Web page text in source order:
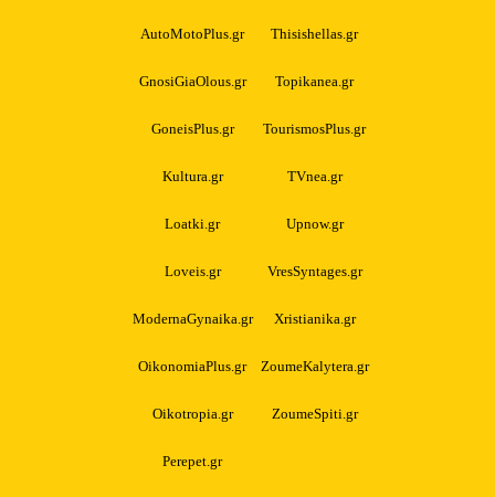
AutoMotoPlus.gr Thisishellas.gr
GnosiGiaOlous.gr Topikanea.gr
GoneisPlus.gr TourismosPlus.gr
Kultura.gr TVnea.gr
Loatki.gr Upnow.gr
Loveis.gr VresSyntages.gr
ModernaGynaika.gr Xristianika.gr
OikonomiaPlus.gr ZoumeKalytera.gr
Oikotropia.gr ZoumeSpiti.gr
Perepet.gr